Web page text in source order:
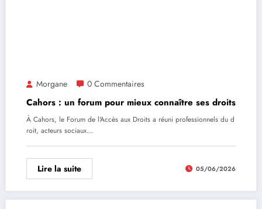
Morgane 0 Commentaires
Cahors : un forum pour mieux connaître ses droits
À Cahors, le Forum de l'Accès aux Droits a réuni professionnels du d
roit, acteurs sociaux…
Lire la suite 05/06/2026